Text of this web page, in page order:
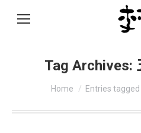
Tag Archives:
You are here:
Home Entries